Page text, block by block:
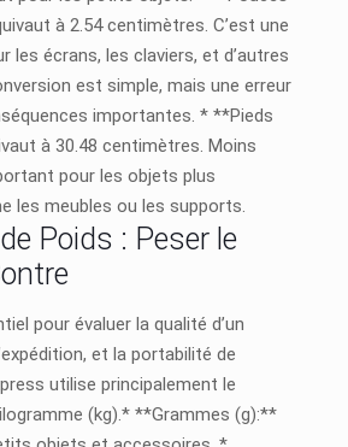
à 2.54 centimètres. C’est une
les écrans, les claviers, et d’autres
est simple, mais une erreur
importantes. * **Pieds
à 30.48 centimètres. Moins
pour les objets plus
les meubles ou les supports.
Poids : Peser le
pour évaluer la qualité d’un
et la portabilité de
utilise principalement le
(kg).* **Grammes (g):**